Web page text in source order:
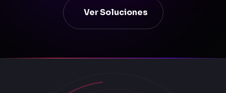
Ver Soluciones